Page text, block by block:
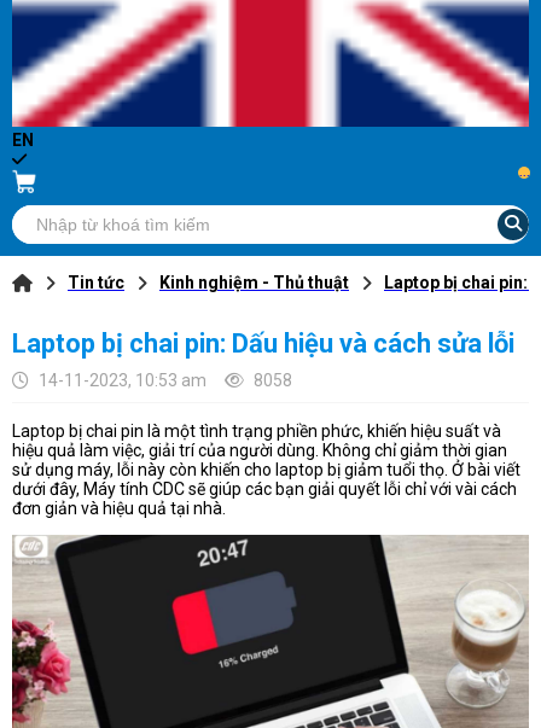
EN
...
Tin tức Kinh nghiệm - Thủ thuật Laptop bị chai pin:
Laptop bị chai pin: Dấu hiệu và cách sửa lỗi
14-11-2023, 10:53 am 8058
Laptop bị chai pin là một tình trạng phiền phức, khiến hiệu suất và
hiệu quả làm việc, giải trí của người dùng. Không chỉ giảm thời gian
sử dụng máy, lỗi này còn khiến cho laptop bị giảm tuổi thọ. Ở bài viết
dưới đây, Máy tính CDC sẽ giúp các bạn giải quyết lỗi chỉ với vài cách
đơn giản và hiệu quả tại nhà.